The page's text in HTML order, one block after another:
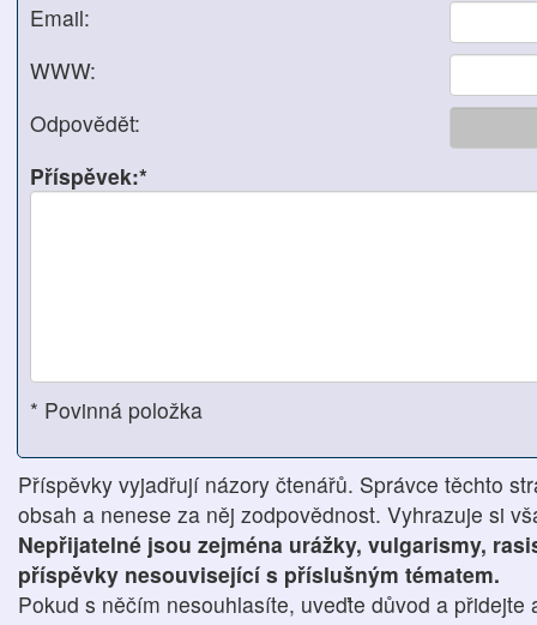
Email:
WWW:
Odpovědět:
Příspěvek:*
* Povinná položka
Příspěvky vyjadřují názory čtenářů. Správce těchto
obsah a nenese za něj zodpovědnost. Vyhrazuje si
Nepřijatelné jsou zejména urážky, vulgarismy,
příspěvky nesouvisející s příslušným tématem.
Pokud s něčím nesouhlasíte, uveďte důvod a přidejte